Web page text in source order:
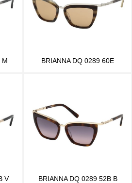
M BRIANNA DQ 0289 60E
V BRIANNA DQ 0289 52B B